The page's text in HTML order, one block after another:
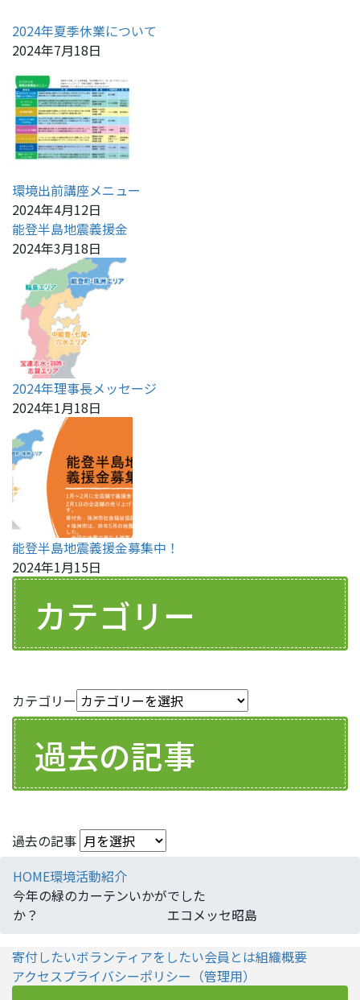
2024年夏季休業について
2024年7月18日
環境出前講座メニュー
2024年4月12日
能登半島地震義援金
2024年3月18日
2024年理事長メッセージ
2024年1月18日
能登半島地震義援金募集中！
2024年1月15日
カテゴリー
カテゴリー
過去の記事
過去の記事
HOME環境活動紹介
今年の緑のカーテンいかがでした
か？ エコメッセ昭島
寄付したいボランティアをしたい会員とは組織概要
アクセスプライバシーポリシー （管理用）